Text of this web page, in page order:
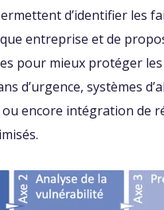
d’identifier les
entreprise et de
pour mieux protéger
d’urgence, systèmes
encore intégration de